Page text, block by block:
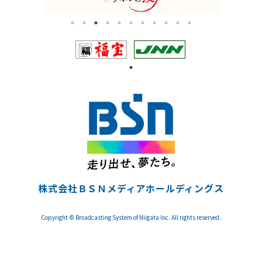
株式会社ＢＳＮメディアホールディングス
Copyright © Broadcasting System of Niigata Inc. All rights reserved.